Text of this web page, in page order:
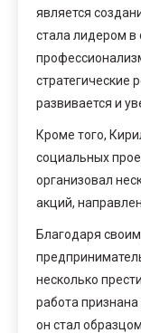
является
стала лидером в
стратегические
развивается и
Кроме того,
социальных
организовал
акций,
Благодаря
несколько
работа
он стал